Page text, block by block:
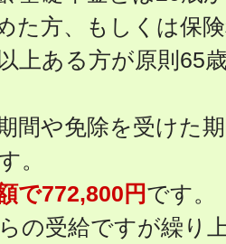
た方、もしくは保
上ある方が原則65
間や免除を受けた
。
で772,800円です。
の受給ですが繰り